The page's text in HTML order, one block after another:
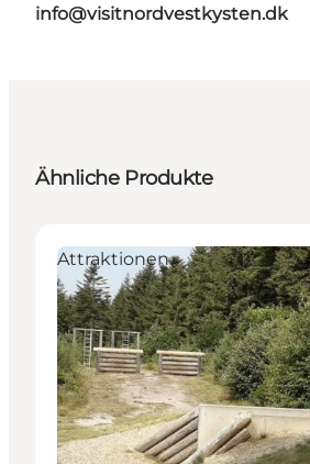
info@visitnordvestkysten.dk
Ähnliche Produkte
Attraktionen